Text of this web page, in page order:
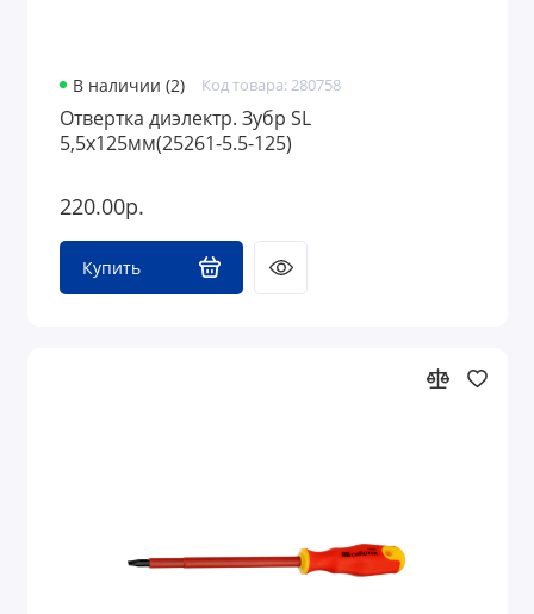
В наличии (2) Код товара: 280758
Отвертка диэлектр. Зубр SL
5,5х125мм(25261-5.5-125)
220.00р.
Купить